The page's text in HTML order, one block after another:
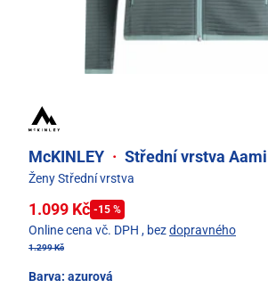
McKINLEY · Střední vrstva
Ženy Střední vrstva
1.099 Kč -15 %
Online cena vč. DPH , bezdopravného
1.299 Kč
Barva: azurová